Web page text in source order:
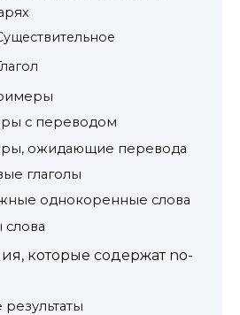
с переводом
ожидающие перевода
глаголы
однокоренные слова
которые содержат no-
результаты